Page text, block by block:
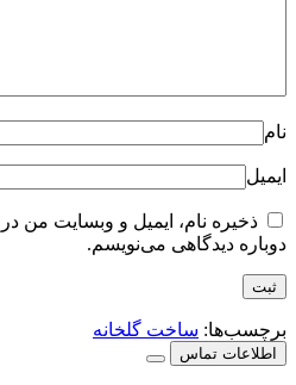
نام
ایمیل
ذخیره نام، ایمیل و وبسایت من
دوباره دیدگاهی می‌نویسم.
برچسب‌ها: ساخت گلخانه
اطلاعات تماس